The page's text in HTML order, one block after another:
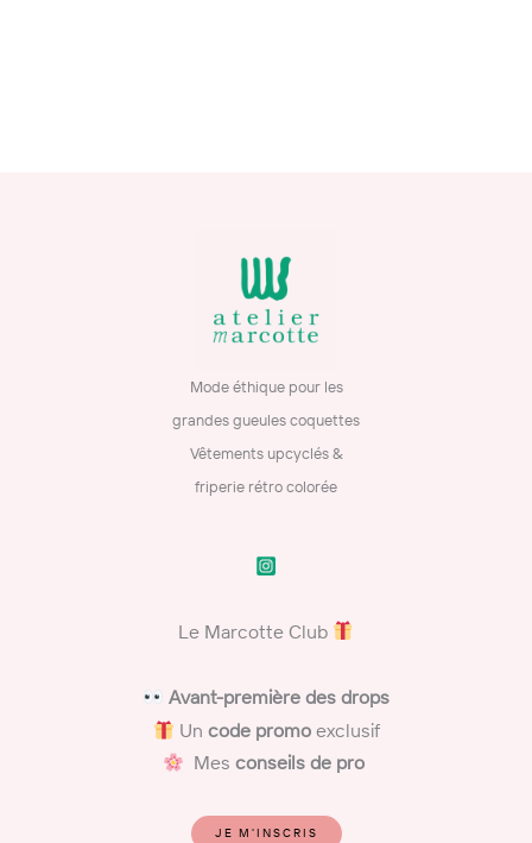
Mode éthique pour les
grandes gueules coquettes
Vêtements upcyclés &
friperie rétro colorée
Le Marcotte Club
​Avant-première des drops
Un code promoexclusif
Mesconseils de pro
JE M'INSCRIS